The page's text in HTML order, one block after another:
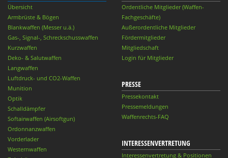
Übersicht
Armbrüste & Bögen
Blankwaffen (Messer u.ä.)
Gas-, Signal-, Schreckschusswaffen
Kurzwaffen
Deko- & Salutwaffen
Langwaffen
Luftdruck- und CO2-Waffen
Munition
Optik
Schalldämpfer
Softairwaffen (Airsoftgun)
Ordonnanzwaffen
Vorderlader
Westernwaffen
Ordentliche Mitglieder (Waffen-
Fachgeschäfte)
Außerordentliche Mitglieder
Fördermitglieder
Mitgliedschaft
Login für Mitglieder
PRESSE
Pressekontakt
Pressemeldungen
Waffenrechts-FAQ
INTERESSENVERTRETUNG
Interessenvertretung & Positionen